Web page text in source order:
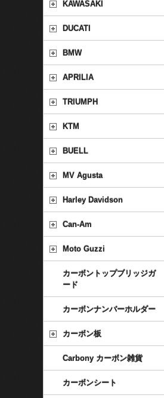
KAWASAKI
DUCATI
BMW
APRILIA
TRIUMPH
KTM
BUELL
MV Agusta
Harley Davidson
Can-Am
Moto Guzzi
カーボントップブリッジガ
ード
カーボンナンバーホルダー
カーボン板
Carbony カーボン雑貨
カーボンシート